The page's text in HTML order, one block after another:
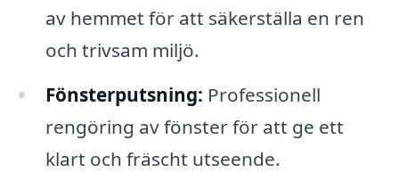
av hemmet för att säkerställa en ren
och trivsam miljö.
Fönsterputsning: Professionell
rengöring av fönster för att ge ett
klart och fräscht utseende.